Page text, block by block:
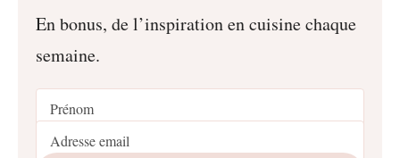
En bonus, de l’inspiration en cuisine chaque
semaine.